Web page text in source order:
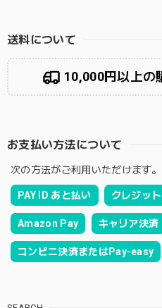
送料について
10,000円以上の
お支払い方法について
次の方法がご利用いただけます。
PAY ID あと払い クレジッ
Amazon Pay キャリア決済
コンビニ決済またはPay-easy